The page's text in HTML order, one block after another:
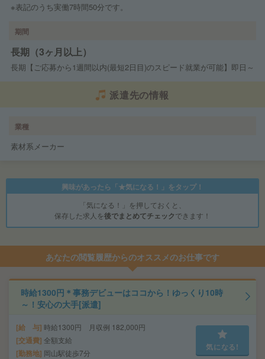
※表記のうち実働7時間50分です。
期間
長期（3ヶ月以上）
長期【ご応募から1週間以内(最短2日目)のスピード就業が可能】即日～
派遣先の情報
業種
素材系メーカー
興味があったら「★気になる！」をタップ！
「気になる！」を押しておくと、
保存した求人を後でまとめてチェックできます！
あなたの閲覧履歴からのオススメのお仕事です
時給1300円＊事務デビューはココから！ゆっくり10時
～！安心の大手[派遣]
給 与 時給1300円 月収例 182,000円
交通費 全額支給
勤務地 岡山駅徒歩7分
気になる!